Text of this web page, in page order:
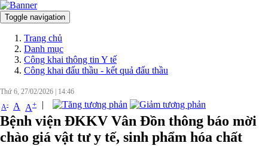
Toggle navigation
Trang chủ
Danh mục
Công khai thông tin Y tế
Công khai đấu thầu - kết quả đấu thầu
Thứ 6, 27/02/2026
14:46
A- A A+ |
Bệnh viện ĐKKV Vân Đồn thông báo mời
chào giá vật tư y tế, sinh phẩm hóa chất